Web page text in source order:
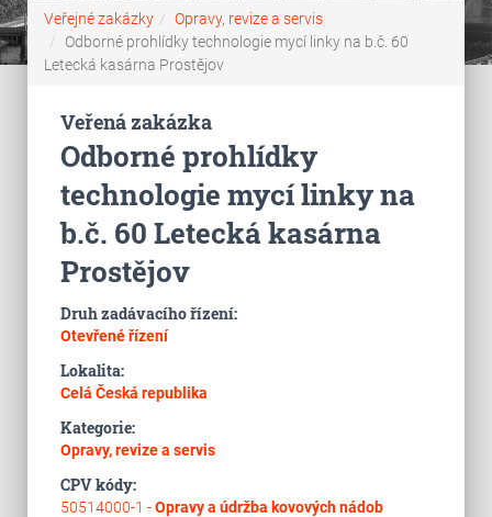
Veřejné zakázky
Opravy, revize a servis
Odborné prohlídky technologie mycí linky na b.č. 60
Letecká kasárna Prostějov
Veřená zakázka
Odborné prohlídky
technologie mycí linky na
b.č. 60 Letecká kasárna
Prostějov
Druh zadávacího řízení:
Otevřené řízení
Lokalita:
Celá Česká republika
Kategorie:
Opravy, revize a servis
CPV kódy:
50514000-1 -Opravy a údržba kovových nádob